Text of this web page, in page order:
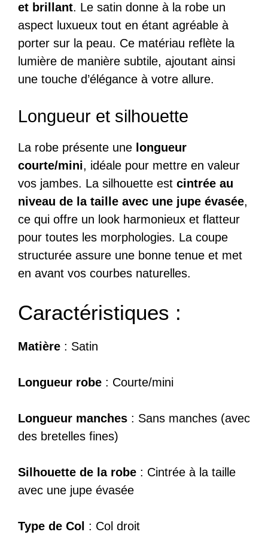
et brillant. Le satin donne à la robe un
aspect luxueux tout en étant agréable à
porter sur la peau. Ce matériau reflète la
lumière de manière subtile, ajoutant ainsi
une touche d’élégance à votre allure.
Longueur et silhouette
La robe présente une longueur
courte/mini, idéale pour mettre en valeur
vos jambes. La silhouette est cintrée au
niveau de la taille avec une jupe évasée,
ce qui offre un look harmonieux et flatteur
pour toutes les morphologies. La coupe
structurée assure une bonne tenue et met
en avant vos courbes naturelles.
Caractéristiques :
Matière : Satin
Longueur robe : Courte/mini
Longueur manches : Sans manches (avec
des bretelles fines)
Silhouette de la robe : Cintrée à la taille
avec une jupe évasée
Type de Col : Col droit